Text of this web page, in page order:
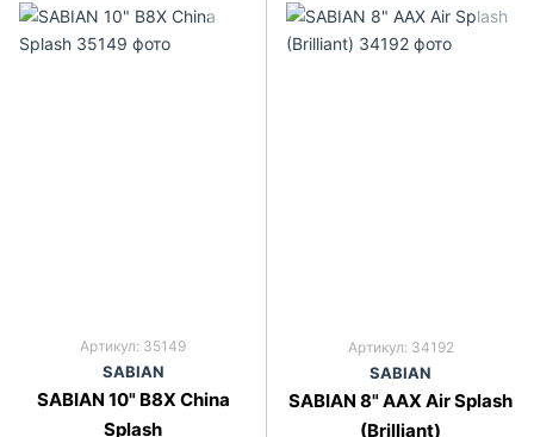
Артикул: 35149
SABIAN
SABIAN 10" B8X China
Splash
Артикул: 34192
SABIAN
SABIAN 8" AAX Air Splash
(Brilliant)